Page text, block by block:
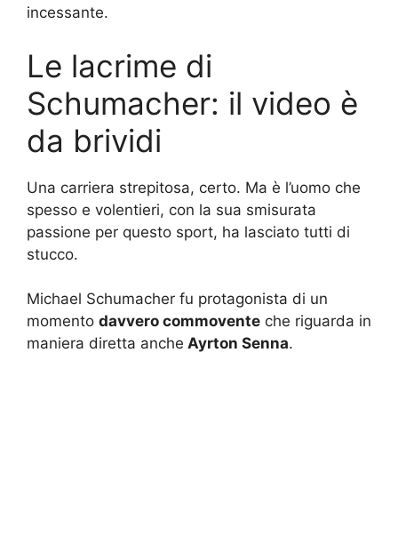
incessante.
Le lacrime di
Schumacher: il video è
da brividi
Una carriera strepitosa, certo. Ma è l’uomo che
spesso e volentieri, con la sua smisurata
passione per questo sport, ha lasciato tutti di
stucco.
Michael Schumacher fu protagonista di un
momento davvero commovente che riguarda in
maniera diretta anche Ayrton Senna.